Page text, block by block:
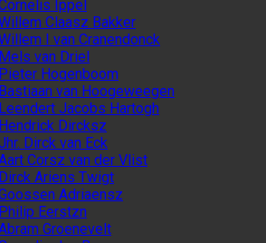
Ippel
Claasz Bakker
I van Cranendonck
van Driel
Hogenboom
van Hoogeweegen
Jacobs Hartogh
Dircksz
Dirck van Eck
Corsz van der Vlist
Ariens Twigt
Adriaensz
Eerstzn
Groenevelt